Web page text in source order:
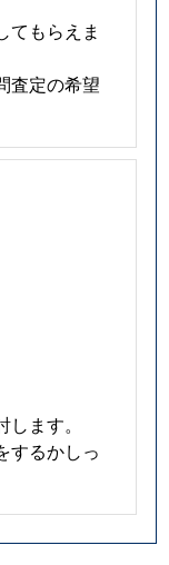
てもらえま
査定の希望
ます。
するかしっ